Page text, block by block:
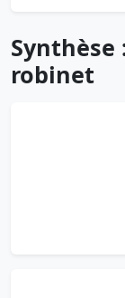
Synthèse
robinet